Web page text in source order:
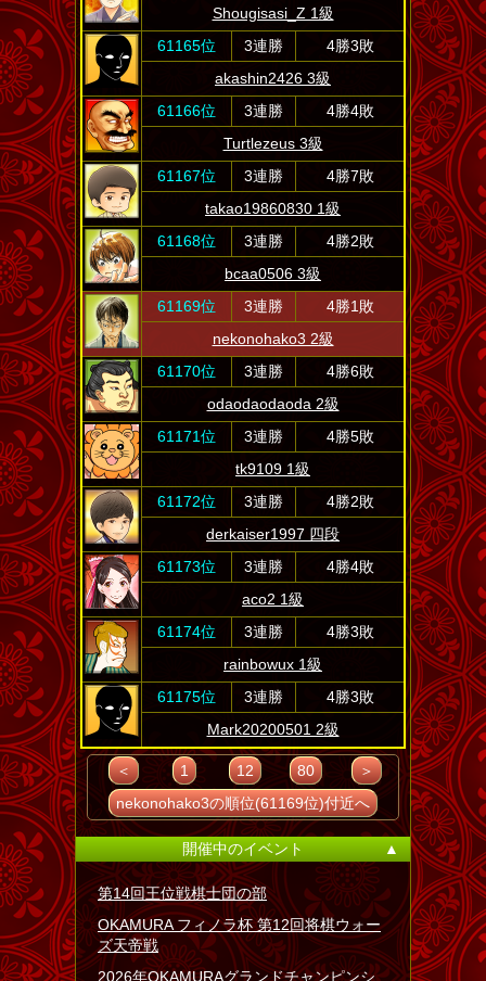
Shougisasi_Z 1級
61165位
3連勝
4勝3敗
akashin2426 3級
61166位
3連勝
4勝4敗
Turtlezeus 3級
61167位
3連勝
4勝7敗
takao19860830 1級
61168位
3連勝
4勝2敗
bcaa0506 3級
61169位
3連勝
4勝1敗
nekonohako3 2級
61170位
3連勝
4勝6敗
odaodaodaoda 2級
61171位
3連勝
4勝5敗
tk9109 1級
61172位
3連勝
4勝2敗
derkaiser1997 四段
61173位
3連勝
4勝4敗
aco2 1級
61174位
3連勝
4勝3敗
rainbowux 1級
61175位
3連勝
4勝3敗
Mark20200501 2級
＜ 1 12 80
＞
nekonohako3の順位(61169位)付近へ
開催中のイベント ▲
第14回王位戦棋士団の部
OKAMURA フィノラ杯 第12回将棋ウォー
ズ天帝戦
2026年OKAMURAグランドチャンピンシ